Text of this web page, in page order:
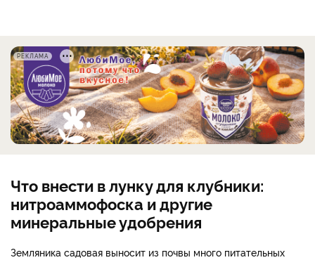
РЕКЛАМА
Что внести в лунку для клубники:
нитроаммофоска и другие
минеральные удобрения
Земляника садовая выносит из почвы много питательных